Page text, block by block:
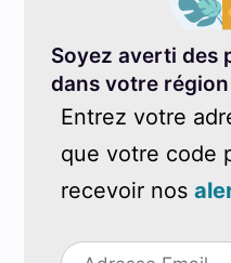
Soyez averti des
dans votre
Entrez votre
que votre code
recevoir nos